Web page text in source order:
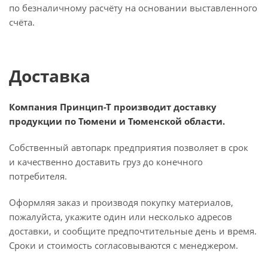
по безналичному расчёту на основании выставленного
счёта.
Доставка
Компания Принцип-Т производит доставку
продукции по Тюмени и Тюменской области.
Собственный автопарк предприятия позволяет в срок
и качественно доставить груз до конечного
потребителя.
Оформляя заказ и производя покупку материалов,
пожалуйста, укажите один или несколько адресов
доставки, и сообщите предпочтительные день и время.
Сроки и стоимость согласовываются с менеджером.